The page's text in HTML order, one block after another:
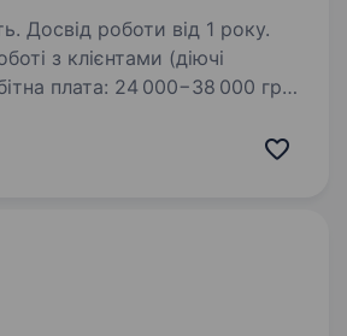
Досвід роботи від 1 року.
з клієнтами (діючі
плата: 24 000−38 000 грн